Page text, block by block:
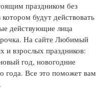
праздником без
будут действовать
действующие лица
На сайте Любимый
и взрослых праздников:
год, новогодние
года. Все это поможет вам